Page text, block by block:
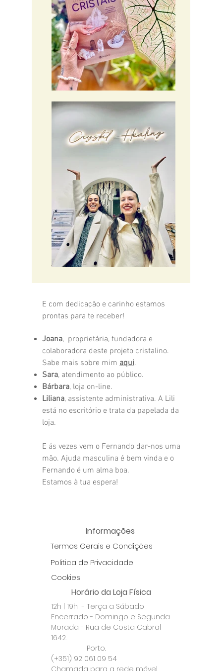
E com dedicação e carinho estamos
prontas para te receber!
Joana, proprietária, fundadora e
colaboradora deste projeto cristalino.
Sabe mais sobre mim aqui.
Sara, atendimento ao público.
Bárbara, loja on-line.
Liliana, assistente administrativa. A Lili
está no escritório e trata da papelada da
loja.
E ás vezes vem o Fernando dar-nos uma
mão. Ajuda masculina é bem vinda e o
Fernando é um alma boa.
Estamos à tua espera!
Informações
Termos Gerais e Condições
Politica de Privacidade
Cookies
Horário da Loja Física
12h | 19h - Terça a Sábado
Encerrado - Domingo e Segunda
Morada - Rua de Costa Cabral
1642.
Porto.
(+351) 92 061 09 54
Chamada para a rede móvel